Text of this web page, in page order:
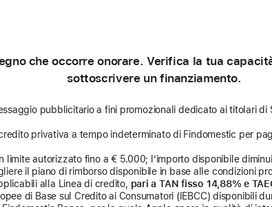
che occorre onorare. Verifica la tua
sottoscrivere un finanziamento.
pubblicitario a fini promozionali dedicato ai titolari di
privativa a tempo indeterminato di Findomestic per
limite autorizzato fino a € 5.000; l’importo disponibile
il piano di rimborso disponibile in base alle condizioni
alla Linea di credito, pari a TAN fisso 14,88% e
di Base sul Credito ai Consumatori (IEBCC) disponibili